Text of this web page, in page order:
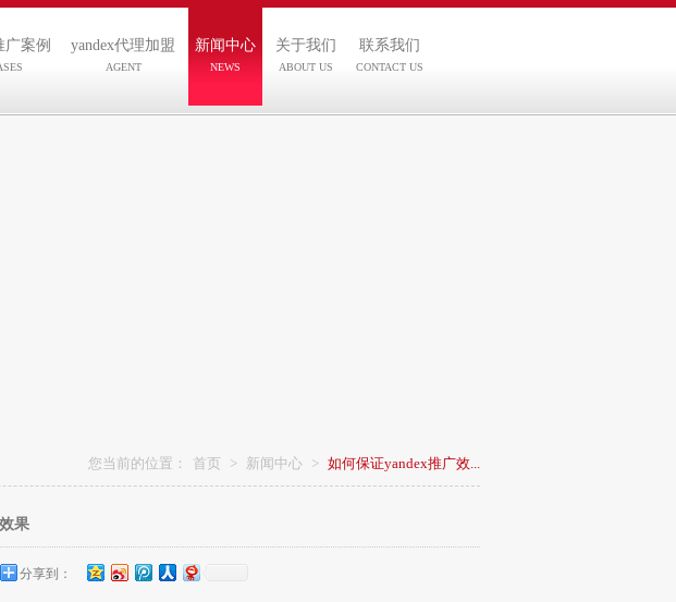
广案例 yandex代理加盟
AGENT
新闻中心
NEWS
关于我们
ABOUT US
联系我们
CONTACT US
您当前的位置： 首页 > 新闻中心 > 如何保证yandex推广效...
果
分享到：